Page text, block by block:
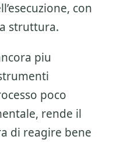
con
struttura.
piu
poco
rende il
di reagire bene